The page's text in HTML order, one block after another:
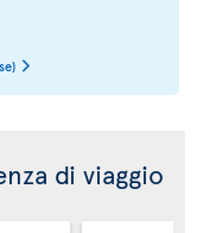
di viaggio